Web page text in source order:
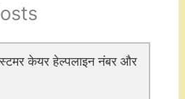
केयर हेल्पलाइन नंबर और